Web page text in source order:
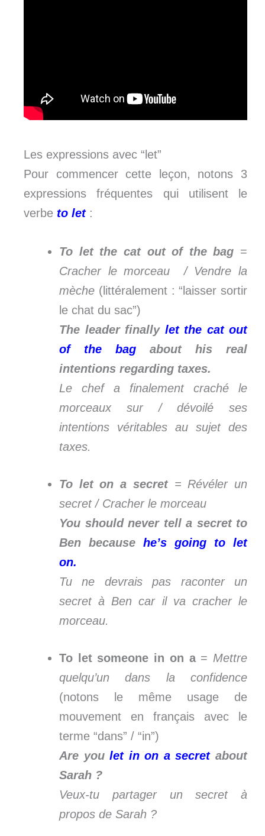
Les expressions avec “let”
Pour commencer cette leçon, notons 3
expressions fréquentes qui utilisent le
verbe to let:
To let the cat out of the bag =
Cracher le morceau / Vendre la
mèche (littéralement : “laisser sortir
le chat du sac”)
The leader finally let the cat out
of the bag about his real
intentions regarding taxes.
Le chef a finalement craché le
morceaux sur / dévoilé ses
intentions véritables au sujet des
taxes.
To let on a secret= Révéler un
secret / Cracher le morceau
You should never tell a secret to
Ben because he’s going to let
on.
Tu ne devrais pas raconter un
secret à Ben car il va cracher le
morceau.
To let someone in on a= Mettre
quelqu’un dans la confidence
(notons le même usage de
mouvement en français avec le
terme “dans” / “in”)
Are youlet in on a secretabout
Sarah ?
Veux-tu partager un secret à
propos de Sarah ?